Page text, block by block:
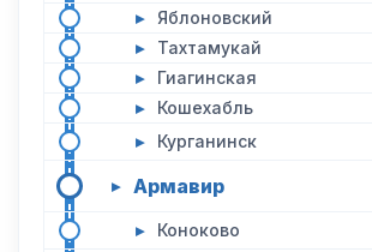
▸ Яблоновский
▸ Тахтамукай
▸ Гиагинская
▸ Кошехабль
▸ Курганинск
▸ Армавир
▸ Коноково